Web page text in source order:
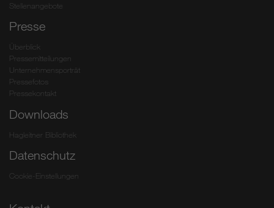
Stellenangebote
Presse
Überblick
Pressemitteilungen
Unternehmensporträt
Pressefotos
Pressekontakt
Downloads
Hagleitner Bibliothek
Datenschutz
Cookie-Einstellungen